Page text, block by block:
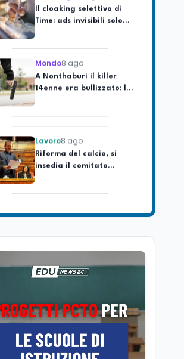
Time: ads invisibili solo
per i chatbot AI
Mondo8 ago
A Nonthaburi il killer
14enne era bullizzato: la
CZ-75 era del nonno
Lavoro8 ago
Riforma del calcio, si
insedia il comitato
ristretto al Senato. La
Mondo8 ago
europea in memoria
di Strasburgo in ricordo
dei minatori morti a
Marcinelle nel 1956
Università statali, il
la firma della ministra
Bernini sul decreto
Tecnologia8 ago
Il cloaking selettivo di
Time: ads invisibili solo